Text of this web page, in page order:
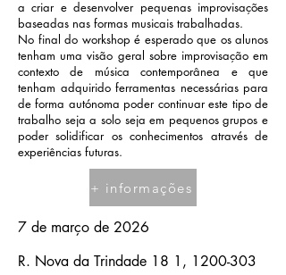
a criar e desenvolver pequenas improvisações
baseadas nas formas musicais trabalhadas.
No final do workshop é esperado que os alunos
tenham uma visão geral sobre improvisação em
contexto de música contemporânea e que
tenham adquirido ferramentas necessárias para
de forma autónoma poder continuar este tipo de
trabalho seja a solo seja em pequenos grupos e
poder solidificar os conhecimentos através de
experiências futuras.
+ informações
7 de março de 2026
R. Nova da Trindade 18 1, 1200-303